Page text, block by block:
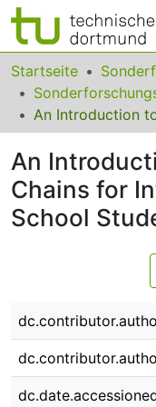
Bereiche &
Das gesamte
FAQ
Leitlinien
Zurück zur
Startseite
An
Chains for
School